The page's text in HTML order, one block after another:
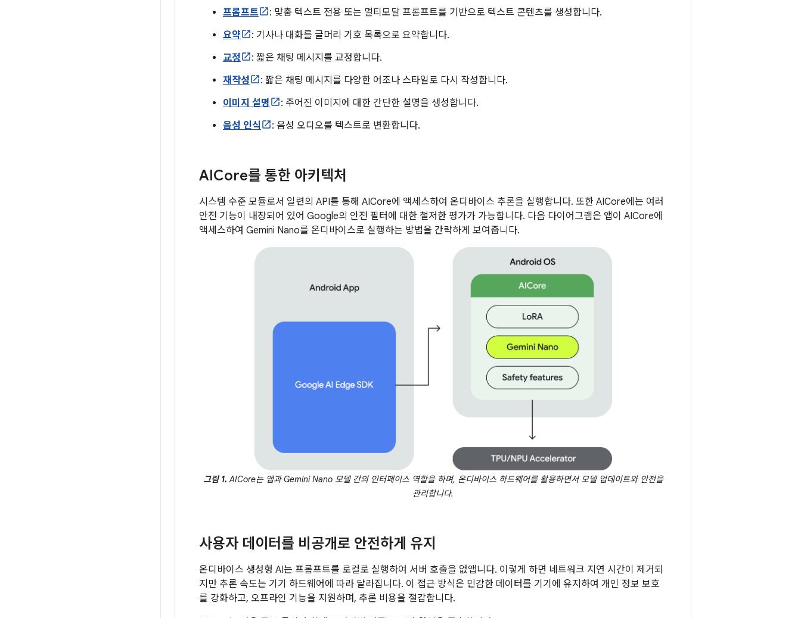
프롬프트
: 맞춤 텍스트 전용 또는 멀티모달 프롬프트를 기반으로 텍스트 콘텐츠를 생성합니다.
요약
: 기사나 대화를 글머리 기호 목록으로 요약합니다.
교정
: 짧은 채팅 메시지를 교정합니다.
재작성
: 짧은 채팅 메시지를 다양한 어조나 스타일로 다시 작성합니다.
이미지 설명
: 주어진 이미지에 대한 간단한 설명을 생성합니다.
음성 인식
: 음성 오디오를 텍스트로 변환합니다.
AICore를 통한 아키텍처
시스템 수준 모듈로서 일련의 API를 통해 AICore에 액세스하여 온디바이스 추론을 실행합니다. 또한 AICore에는 여러
안전 기능이 내장되어 있어 Google의 안전 필터에 대한 철저한 평가가 가능합니다. 다음 다이어그램은 앱이 AICore에
액세스하여 Gemini Nano를 온디바이스로 실행하는 방법을 간략하게 보여줍니다.
그림 1. AICore는 앱과 Gemini Nano 모델 간의 인터페이스 역할을 하며, 온디바이스 하드웨어를 활용하면서 모델 업데이트와 안전을
관리합니다.
사용자 데이터를 비공개로 안전하게 유지
온디바이스 생성형 AI는 프롬프트를 로컬로 실행하여 서버 호출을 없앱니다. 이렇게 하면 네트워크 지연 시간이 제거되
지만 추론 속도는 기기 하드웨어에 따라 달라집니다. 이 접근 방식은 민감한 데이터를 기기에 유지하여 개인 정보 보호
를 강화하고, 오프라인 기능을 지원하며, 추론 비용을 절감합니다.